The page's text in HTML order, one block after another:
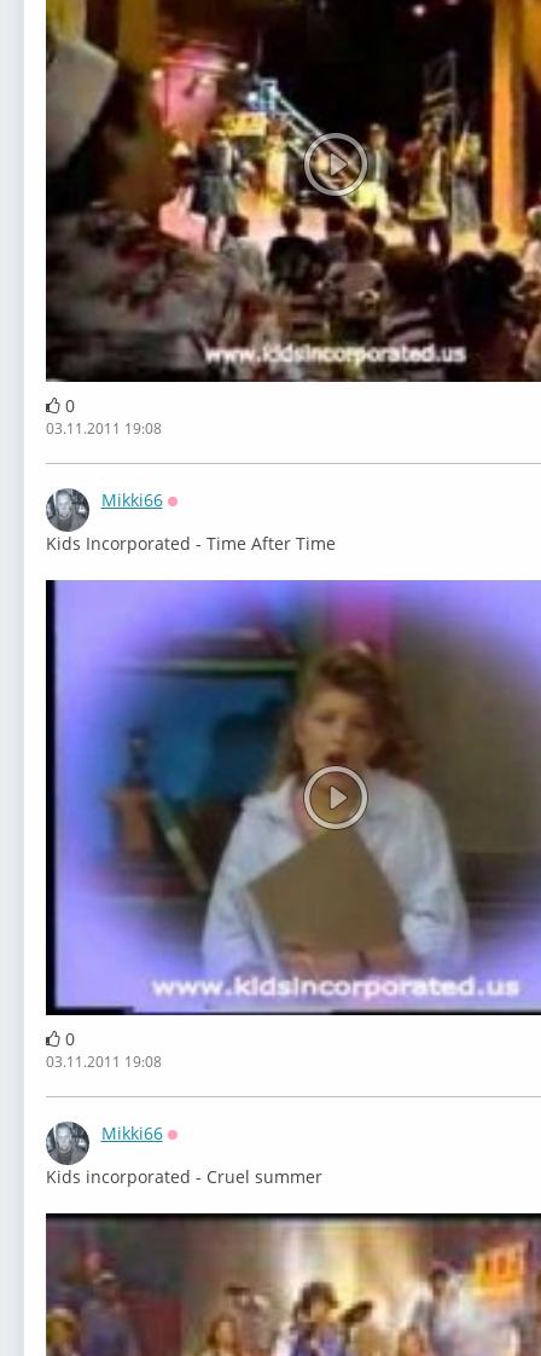
0
03.11.2011 19:08
Mikki66
Kids Incorporated - Time After Time
0
03.11.2011 19:08
Mikki66
Kids incorporated - Cruel summer